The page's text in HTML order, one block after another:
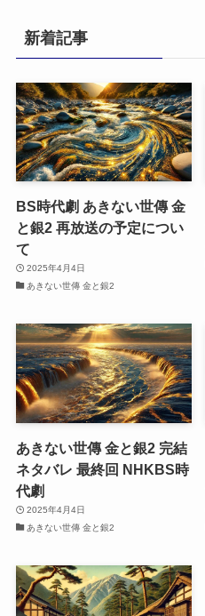
リ
ー
新着記事
BS時代劇 あきない世傳 金
と銀2 再放送の予定につい
て
2025年4月4日
あきない世傳 金と銀2
あきない世傳 金と銀2 完結
ネタバレ 最終回 NHKBS時
代劇
2025年4月4日
あきない世傳 金と銀2